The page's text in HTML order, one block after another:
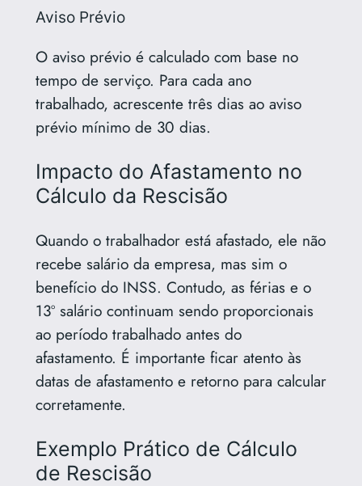
Aviso Prévio
O aviso prévio é calculado com base no
tempo de serviço. Para cada ano
trabalhado, acrescente três dias ao aviso
prévio mínimo de 30 dias.
Impacto do Afastamento no
Cálculo da Rescisão
Quando o trabalhador está afastado, ele não
recebe salário da empresa, mas sim o
benefício do INSS. Contudo, as férias e o
13º salário continuam sendo proporcionais
ao período trabalhado antes do
afastamento. É importante ficar atento às
datas de afastamento e retorno para calcular
corretamente.
Exemplo Prático de Cálculo
de Rescisão